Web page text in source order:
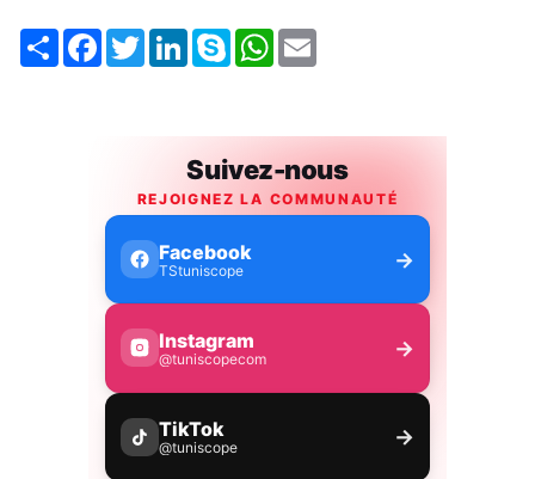
Share FacebookTwitterLinkedInSkype WhatsApp